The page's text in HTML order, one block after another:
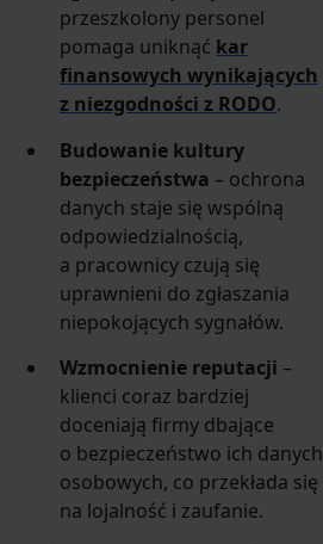
przeszkolony personel
pomaga uniknąć kar
finansowych wynikających
z niezgodności z RODO.
Budowanie kultury
bezpieczeństwa – ochrona
danych staje się wspólną
odpowiedzialnością,
a pracownicy czują się
uprawnieni do zgłaszania
niepokojących sygnałów.
Wzmocnienie reputacji –
klienci coraz bardziej
doceniają firmy dbające
o bezpieczeństwo ich danych
osobowych, co przekłada się
na lojalność i zaufanie.